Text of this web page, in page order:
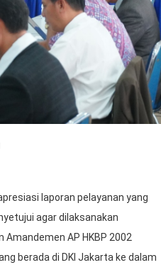
laporan pelayanan yang
agar dilaksanakan
AP HKBP 2002
berada di DKI Jakarta ke dalam